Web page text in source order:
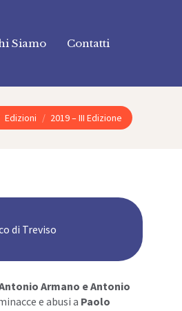
Siamo Contatti
Edizioni 2019 – III Edizione
di Treviso
Armano e Antonio
e abusi a Paolo